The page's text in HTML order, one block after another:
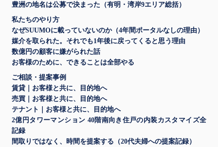
豊洲の地名は公募で決まった（有明・湾岸9エリア総括）
私たちのやり方
なぜSUUMOに載っていないのか（4年間ポータルなしの理由）
媒介を取られた。それでも1年後に戻ってくると思う理由
数億円の顧客に嫌がられた話
お客様のために、できることは全部やる
ご相談・提案事例
賃貸｜お客様と共に、目的地へ
売買｜お客様と共に、目的地へ
テナント｜お客様と共に、目的地へ
2億円タワーマンション 40階南向き住戸の内装カスタマイズ全
記録
間取りではなく、時間を提案する（20代夫婦への提案記録）